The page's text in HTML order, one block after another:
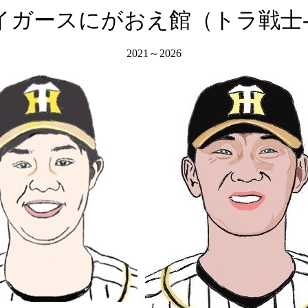
ガースにがおえ館（トラ戦士
2021～2026